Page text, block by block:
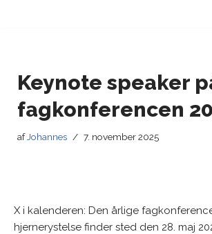
Keynote speaker
fagkonferencen
af Johannes 7. november 2025
X i kalenderen: Den årlige
hjernerystelse finder sted den 28. maj